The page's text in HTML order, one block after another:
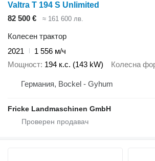
Valtra T 194 S Unlimited
82 500 €
≈ 161 600 лв.
Колесен трактор
2021
1 556 м/ч
Мощност 194 к.с. (143 kW) Колесна
Германия, Bockel - Gyhum
Fricke Landmaschinen GmbH